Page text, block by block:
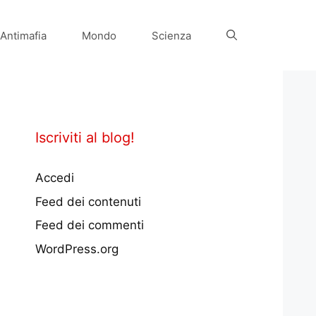
Antimafia Mondo Scienza
Iscriviti al blog!
Accedi
Feed dei contenuti
Feed dei commenti
WordPress.org